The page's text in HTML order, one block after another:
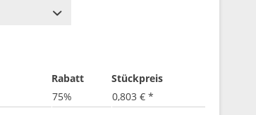
Rabatt
Stückpreis
75% 0,803 € *